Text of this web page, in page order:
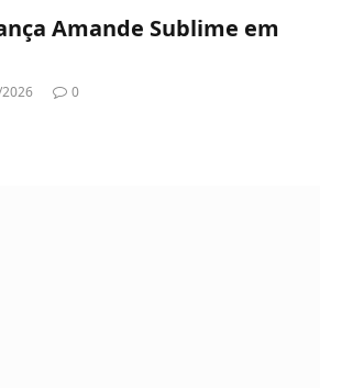
Amande Sublime em
0